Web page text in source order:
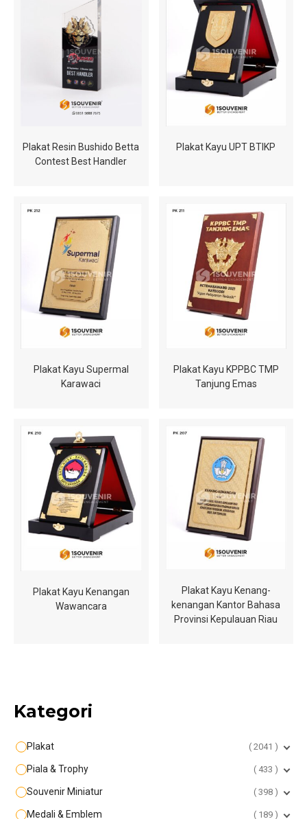
Plakat Resin Bushido Betta
Contest Best Handler
Plakat Kayu UPT BTIKP
Plakat Kayu Supermal
Karawaci
Plakat Kayu KPPBC TMP
Tanjung Emas
Plakat Kayu Kenangan
Wawancara
Plakat Kayu Kenang-
kenangan Kantor Bahasa
Provinsi Kepulauan Riau
Kategori
Plakat 2041
Piala & Trophy 433
Souvenir Miniatur 398
Medali & Emblem 189